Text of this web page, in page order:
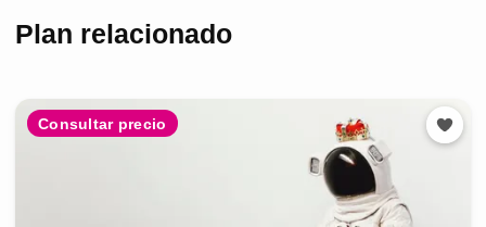
Plan relacionado
Consultar precio